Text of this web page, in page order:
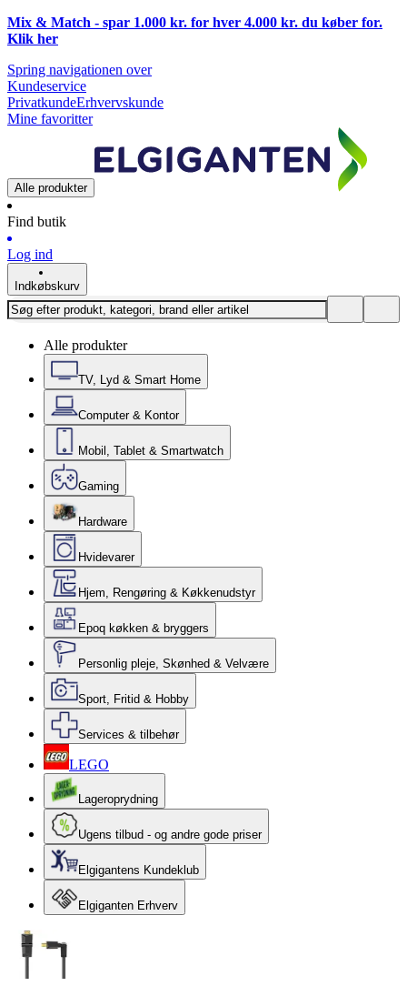
Mix & Match - spar 1.000 kr. for hver 4.000 kr. du køber for.
Klik her
Spring navigationen over
Kundeservice
PrivatkundeErhvervskunde
Mine favoritter
Alle produkter
Find butik
Log ind
Indkøbskurv
Alle produkter
TV, Lyd & Smart Home
Computer & Kontor
Mobil, Tablet & Smartwatch
Gaming
Hardware
Hvidevarer
Hjem, Rengøring & Køkkenudstyr
Epoq køkken & bryggers
Personlig pleje, Skønhed & Velvære
Sport, Fritid & Hobby
Services & tilbehør
LEGO
Lageroprydning
Ugens tilbud - og andre gode priser
Elgigantens Kundeklub
Elgiganten Erhverv